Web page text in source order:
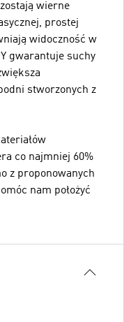
wierne
prostej
widoczność w
gwarantuje suchy
stworzonych z
co najmniej 60%
z proponowanych
nam położyć